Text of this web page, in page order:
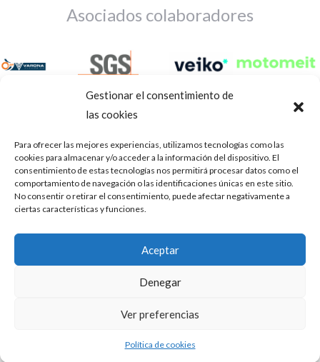
Gestionar el consentimiento de
las cookies
Para ofrecer las mejores experiencias, utilizamos tecnologías como las
cookies para almacenar y/o acceder a la información del dispositivo. El
consentimiento de estas tecnologías nos permitirá procesar datos como el
comportamiento de navegación o las identificaciones únicas en este sitio.
No consentir o retirar el consentimiento, puede afectar negativamente a
ciertas características y funciones.
Aceptar
Denegar
Ver preferencias
Política de cookies
Asociados colaboradores
Aviso Legal Política de privacidad Portal de transparencia
ASOCIACIÓN DE TALLERES DE REPARACIÓN DE
AUTOMÓVILES • CIF: G14023832
Mediación, Arbitraje y Conciliación, de la Consejería de Empleo
Puedes aprender más sobre qué cookies utilizamos o